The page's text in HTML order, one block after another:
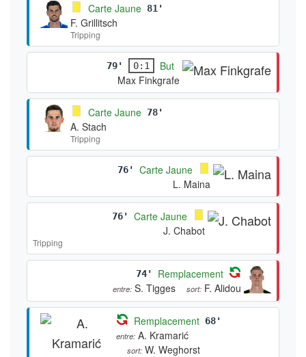
Carte Jaune 81'
F. Grillitsch
Tripping
79' 0:1
But
Max Finkgrafe
Carte Jaune 78'
A. Stach
Tripping
76'
Carte Jaune
L. Maina
76'
Carte Jaune
J. Chabot
Tripping
74' Remplacement
entre: S. Tigges sort: F. Alidou
Remplacement 68'
entre: A. Kramarić
sort: W. Weghorst